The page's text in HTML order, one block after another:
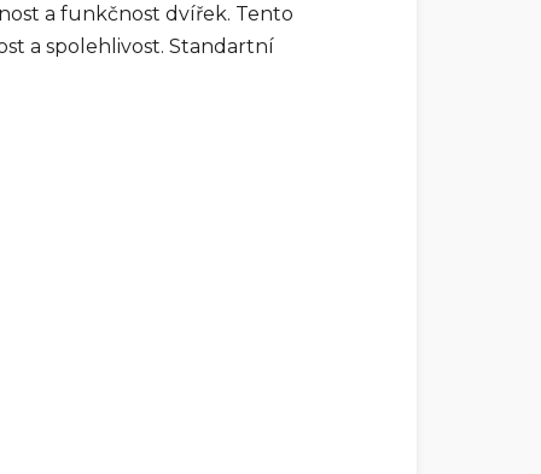
a funkčnost dvířek. Tento
a spolehlivost. Standartní